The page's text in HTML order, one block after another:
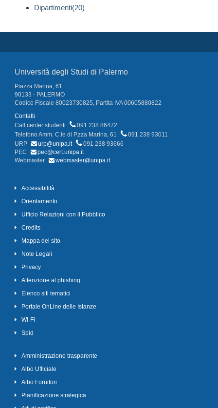
Dipartimenti(20)
Università degli Studi di Palermo
Piazza Marina, 61
90133 - PALERMO
Codice Fiscale 80023730825, Partita IVA 00605880822
Contatti
Call center studenti
091 238 86472
Telefono Amm. C.le di P.zza Marina, 61
091 238 93011
URP
urp@unipa.it
091 238 93666
PEC
pec@cert.unipa.it
Webmaster
webmaster@unipa.it
Accessibilità
Orientamento
Ufficio Relazioni con il Pubblico
Credits
Mappa del sito
Note Legali
Privacy
Attenzione al phishing
Elenco siti tematici
Portale OnLine delle Istanze
Wi-Fi
Spid
Amministrazione trasparente
Albo Ufficiale
Albo Fornitori
Pianificazione strategica